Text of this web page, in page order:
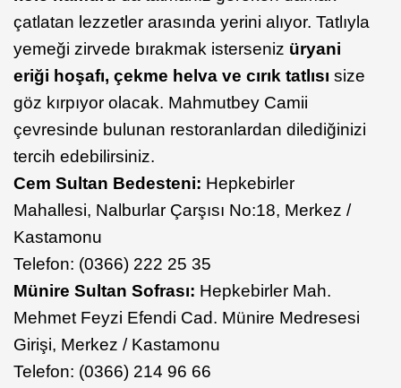
çatlatan lezzetler arasında yerini alıyor. Tatlıyla
yemeği zirvede bırakmak isterseniz üryani
eriği hoşafı, çekme helva ve cırık tatlısı size
göz kırpıyor olacak. Mahmutbey Camii
çevresinde bulunan restoranlardan dilediğinizi
tercih edebilirsiniz.
Cem Sultan Bedesteni: Hepkebirler
Mahallesi, Nalburlar Çarşısı No:18, Merkez /
Kastamonu
Telefon: (0366) 222 25 35
Münire Sultan Sofrası: Hepkebirler Mah.
Mehmet Feyzi Efendi Cad. Münire Medresesi
Girişi, Merkez / Kastamonu
Telefon: (0366) 214 96 66